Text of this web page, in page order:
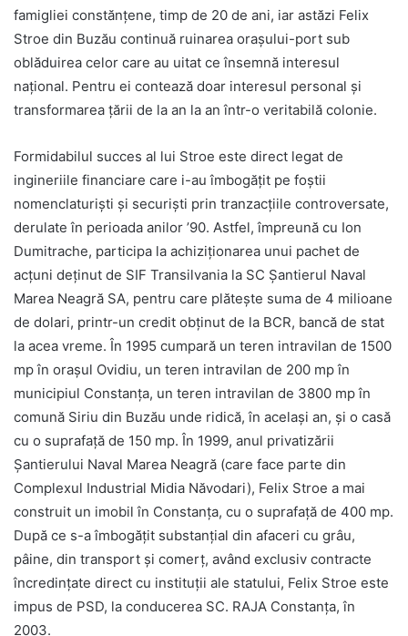
famigliei constănțene, timp de 20 de ani, iar astăzi Felix
Stroe din Buzău continuă ruinarea orașului-port sub
oblăduirea celor care au uitat ce însemnă interesul
național. Pentru ei contează doar interesul personal și
transformarea țării de la an la an într-o veritabilă colonie.
Formidabilul succes al lui Stroe este direct legat de
ingineriile financiare care i-au îmbogățit pe foștii
nomenclaturiști și securiști prin tranzacțiile controversate,
derulate în perioada anilor ’90. Astfel, împreună cu Ion
Dumitrache, participa la achiziționarea unui pachet de
acțuni deținut de SIF Transilvania la SC Șantierul Naval
Marea Neagră SA, pentru care plătește suma de 4 milioane
de dolari, printr-un credit obținut de la BCR, bancă de stat
la acea vreme. În 1995 cumpară un teren intravilan de 1500
mp în orașul Ovidiu, un teren intravilan de 200 mp în
municipiul Constanța, un teren intravilan de 3800 mp în
comună Siriu din Buzău unde ridică, în același an, și o casă
cu o suprafață de 150 mp. În 1999, anul privatizării
Șantierului Naval Marea Neagră (care face parte din
Complexul Industrial Midia Năvodari), Felix Stroe a mai
construit un imobil în Constanța, cu o suprafață de 400 mp.
După ce s-a îmbogățit substanțial din afaceri cu grâu,
pâine, din transport și comerț, având exclusiv contracte
încredințate direct cu instituții ale statului, Felix Stroe este
impus de PSD, la conducerea SC. RAJA Constanța, în
2003.